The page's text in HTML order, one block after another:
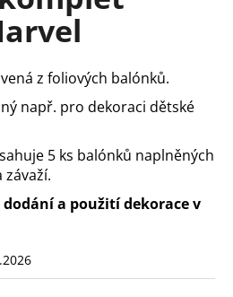
z foliových balónků.
např. pro dekoraci dětské
5 ks balónků naplněných
závaží.
a použití dekorace v